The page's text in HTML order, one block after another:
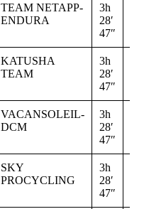
TEAM NETAPP-
ENDURA
3h
28′
47″
KATUSHA
TEAM
3h
28′
47″
VACANSOLEIL-
DCM
3h
28′
47″
SKY
PROCYCLING
3h
28′
47″